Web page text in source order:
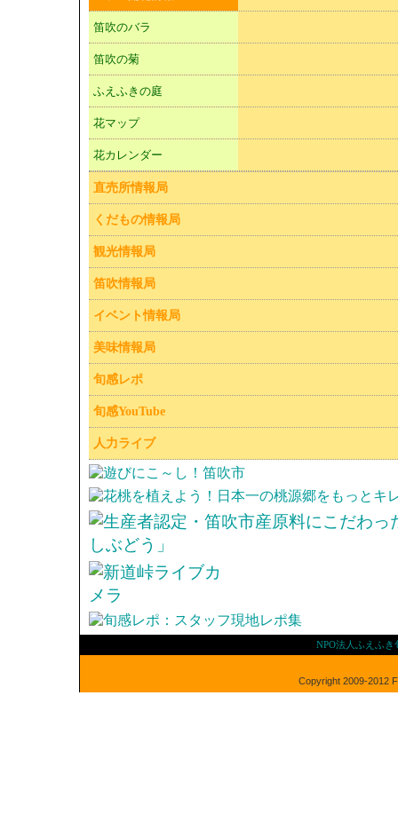
笛吹のバラ
笛吹の菊
ふえふきの庭
花マップ
花カレンダー
直売所情報局
くだもの情報局
観光情報局
笛吹情報局
イベント情報局
美味情報局
旬感レポ
旬感YouTube
人力ライブ
NPO法人ふえふ
Copyright 2009-2012